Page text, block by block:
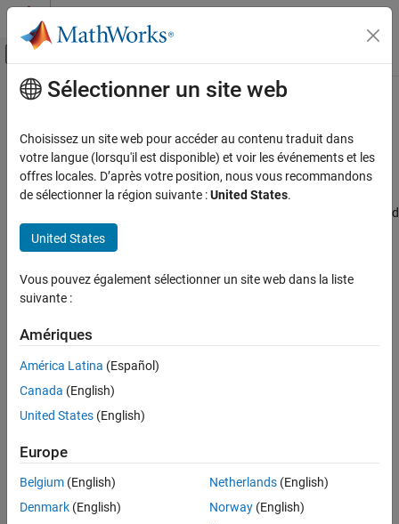
Passer au contenu
Activer/désactiver l'affichage du menu
Accueil de la documentation
Embedded Coder
Package type
ON THIS PAGE
Description
Settings
Programmatic Use
See Also
Contenu principal
Package type
Device packaging type for selected hardware
Since R2022b
Model Configuration Pane:Hardware Implementation / Simulink
or Embedded Coder Hardware Support Package / Hardware board
settings / Target hardware resources / Device
Description
Displays the device packaging type for the selected hardware.
Dependencies
ThePackage typeparameter value options depend on the choice
ofDevice Series
BGA(default)
The default package type parameter value for Infineon AURIX
TC4x microcontrollers is
Sélectionner un site web
Choisissez un site web pour accéder au contenu traduit dans
votre langue (lorsqu'il est disponible) et voir les événements et les
offres locales. D’après votre position, nous vous recommandons
de sélectionner la région suivante :United States.
United States
Vous pouvez également sélectionner un site web dans la liste
suivante :
Amériques
América Latina (Español)
Canada (English)
United States (English)
Europe
Belgium (English)
Denmark (English)
Netherlands(English)
Norway(English)